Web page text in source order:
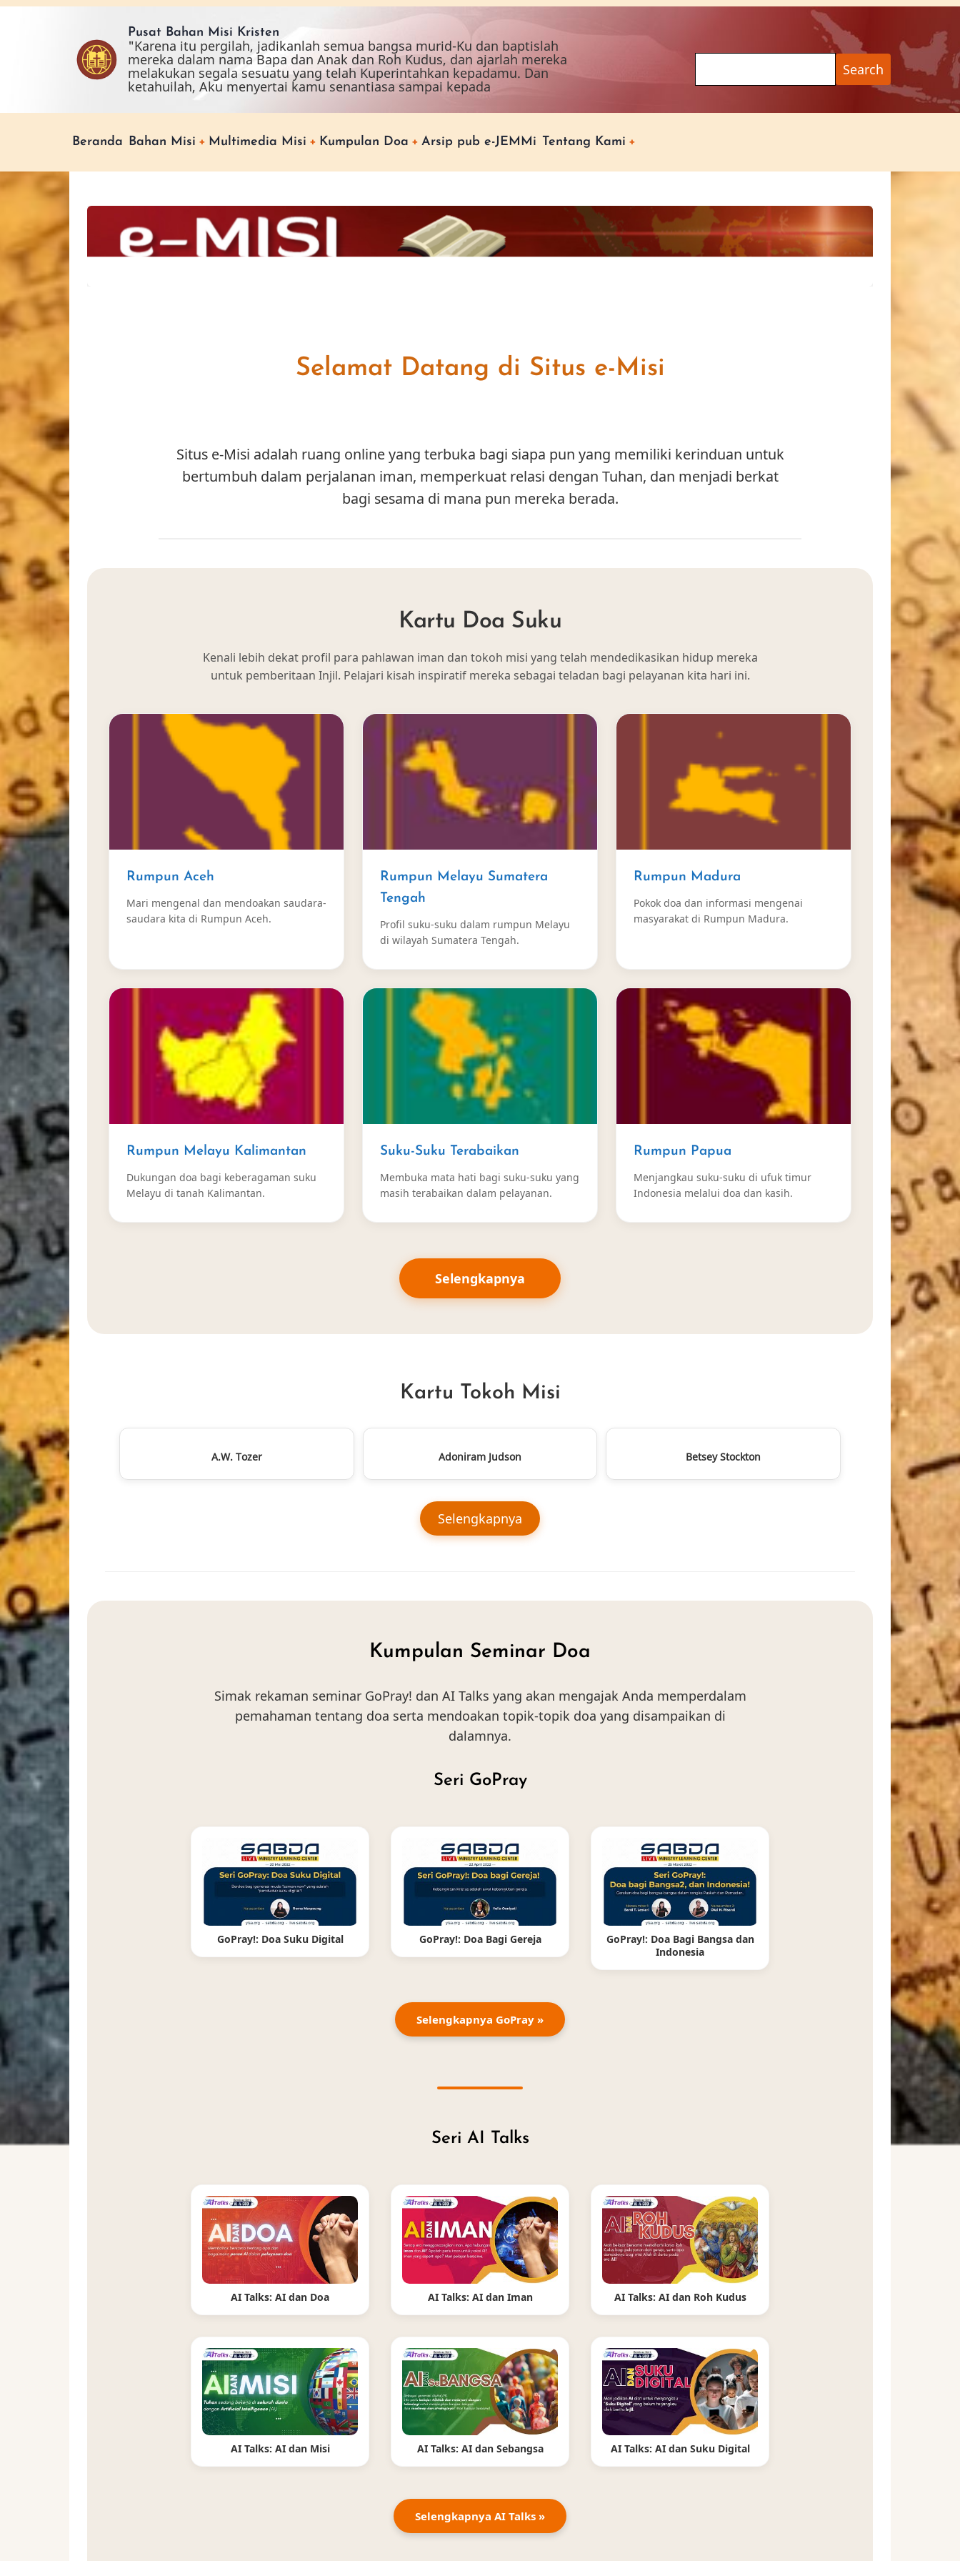
Skip
Pusat Bahan Misi Kristen
"Karena itu pergilah, jadikanlah semua bangsa murid-Ku dan baptislah
mereka dalam nama Bapa dan Anak dan Roh Kudus, dan ajarlah mereka
melakukan segala sesuatu yang telah Kuperintahkan kepadamu. Dan
ketahuilah, Aku menyertai kamu senantiasa sampai kepada
Main
Beranda Bahan Misi Multimedia Misi Kumpulan Doa Arsip pub e-JEMMi Tentang Kami
Selamat Datang di Situs e-Misi
Situs e-Misi adalah ruang online yang terbuka bagi siapa pun yang memiliki kerinduan untuk
bertumbuh dalam perjalanan iman, memperkuat relasi dengan Tuhan, dan menjadi berkat
bagi sesama di mana pun mereka berada.
Kartu Doa Suku
Kenali lebih dekat profil para pahlawan iman dan tokoh misi yang telah mendedikasikan hidup mereka
untuk pemberitaan Injil. Pelajari kisah inspiratif mereka sebagai teladan bagi pelayanan kita hari ini.
Rumpun Aceh
Mari mengenal dan mendoakan saudara-
saudara kita di Rumpun Aceh.
Rumpun Melayu Sumatera
Tengah
Profil suku-suku dalam rumpun Melayu
di wilayah Sumatera Tengah.
Rumpun Madura
Pokok doa dan informasi mengenai
masyarakat di Rumpun Madura.
Rumpun Melayu Kalimantan
Dukungan doa bagi keberagaman suku
Melayu di tanah Kalimantan.
Suku-Suku Terabaikan
Membuka mata hati bagi suku-suku yang
masih terabaikan dalam pelayanan.
Rumpun Papua
Menjangkau suku-suku di ufuk timur
Indonesia melalui doa dan kasih.
Selengkapnya
Kartu Tokoh Misi
A.W. Tozer Adoniram Judson Betsey Stockton
Selengkapnya
Kumpulan Seminar Doa
Simak rekaman seminar GoPray! dan AI Talks yang akan mengajak Anda memperdalam
pemahaman tentang doa serta mendoakan topik-topik doa yang disampaikan di
dalamnya.
Seri GoPray
GoPray!: Doa Suku Digital GoPray!: Doa Bagi Gereja
GoPray!: Doa Bagi Bangsa dan
Indonesia
Selengkapnya GoPray »
Seri AI Talks
AI Talks: AI dan Doa AI Talks: AI dan Iman AI Talks: AI dan Roh Kudus
AI Talks: AI dan Misi AI Talks: AI dan Sebangsa AI Talks: AI dan Suku Digital
Selengkapnya AI Talks »